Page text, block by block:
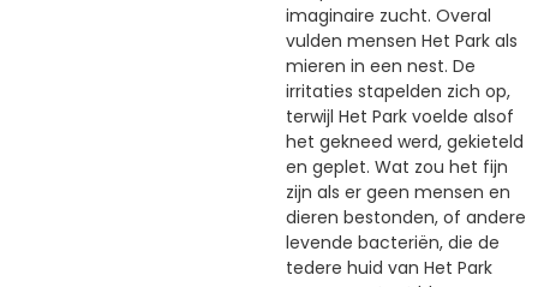
imaginaire zucht. Overal
vulden mensen Het Park als
mieren in een nest. De
irritaties stapelden zich op,
terwijl Het Park voelde alsof
het gekneed werd, gekieteld
en geplet. Wat zou het fijn
zijn als er geen mensen en
dieren bestonden, of andere
levende bacteriën, die de
tedere huid van Het Park